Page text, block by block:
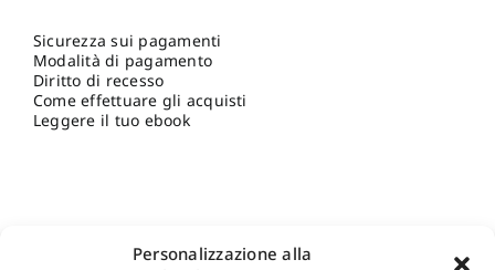
Personalizzazione alla
Sicurezza sui pagamenti
Modalità di pagamento
Diritto di recesso
Come effettuare gli acquisti
Leggere il tuo ebook